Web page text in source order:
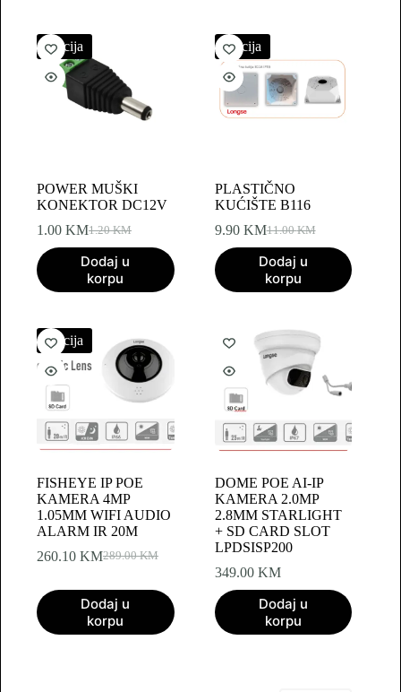
Akcija
POWER MUŠKI
KONEKTOR DC12V
1.20KM
Original
price
was:
1.20 KM.
1.00 KMCurrent
price
is:
1.00 KM.
Dodaj u
korpu
Akcija
PLASTIČNO
KUĆIŠTE B116
11.00KM
Original
price
was:
11.00 KM.
9.90 KMCurrent
price
is:
9.90 KM.
Dodaj u
korpu
Akcija
FISHEYE IP POE
KAMERA 4MP
1.05MM WIFI AUDIO
ALARM IR 20M
289.00KM
Original
was:
289.00 KM.
260.10 KMCurrent
is:
260.10 KM.
Dodaj u
korpu
DOME POE AI‐IP
KAMERA 2.0MP
2.8MM STARLIGHT
+ SD CARD SLOT
LPDSISP200
349.00 KM
Dodaj u
korpu